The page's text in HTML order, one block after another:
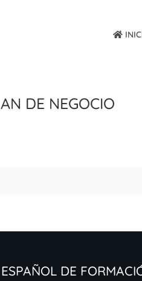
de negocio
de